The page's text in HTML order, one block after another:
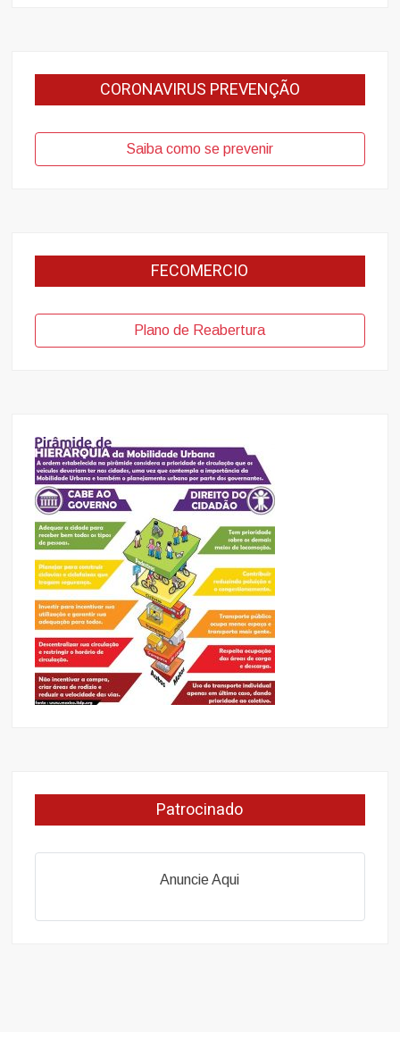
CORONAVIRUS PREVENÇÃO
Saiba como se prevenir
FECOMERCIO
Plano de Reabertura
Patrocinado
Anuncie Aqui